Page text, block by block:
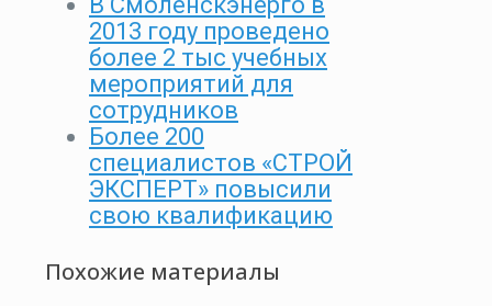
2013 году проведено
более 2 тыс учебных
мероприятий для
сотрудников
Более 200
специалистов «СТРОЙ
ЭКСПЕРТ» повысили
свою квалификацию
Похожие материалы